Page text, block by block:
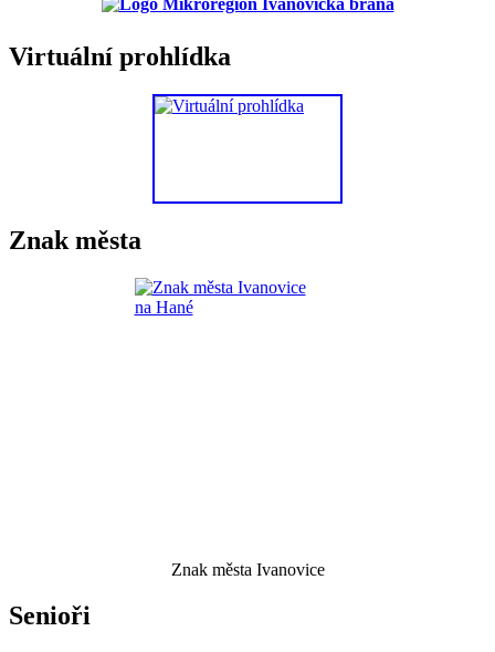
Virtuální prohlídka
Znak města
Znak města Ivanovice
Senioři